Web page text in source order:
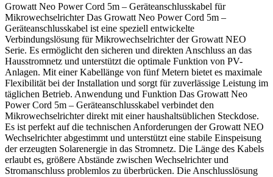
Growatt Neo Power Cord 5m – Geräteanschlusskabel für
Mikrowechselrichter Das Growatt Neo Power Cord 5m –
Geräteanschlusskabel ist eine speziell entwickelte
Verbindungslösung für Mikrowechselrichter der Growatt NEO
Serie. Es ermöglicht den sicheren und direkten Anschluss an das
Hausstromnetz und unterstützt die optimale Funktion von PV-
Anlagen. Mit einer Kabellänge von fünf Metern bietet es maximale
Flexibilität bei der Installation und sorgt für zuverlässige Leistung im
täglichen Betrieb. Anwendung und Funktion Das Growatt Neo
Power Cord 5m – Geräteanschlusskabel verbindet den
Mikrowechselrichter direkt mit einer haushaltsüblichen Steckdose.
Es ist perfekt auf die technischen Anforderungen der Growatt NEO
Wechselrichter abgestimmt und unterstützt eine stabile Einspeisung
der erzeugten Solarenergie in das Stromnetz. Die Länge des Kabels
erlaubt es, größere Abstände zwischen Wechselrichter und
Stromanschluss problemlos zu überbrücken. Die Anschlusslösung